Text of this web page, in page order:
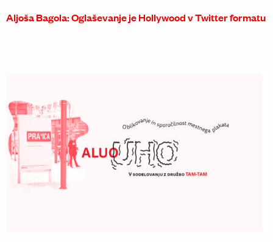
Aljoša Bagola: Oglaševanje je Hollywood v Twitter formatu